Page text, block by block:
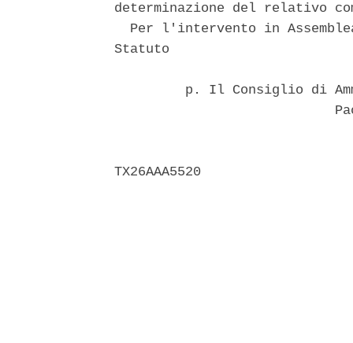
determinazione del relativo
Per l'intervento in
Statuto
p. Il Consiglio di